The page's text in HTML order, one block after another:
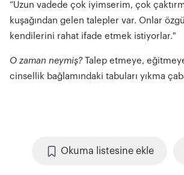
“Uzun vadede çok iyimserim, çok
kuşağından gelen talepler var. Onlar
kendilerini rahat ifade etmek istiyorlar."
O zaman neymiş?Talep etmeye,
cinsellik bağlamındaki tabuları yıkma
Okuma listesine ekle